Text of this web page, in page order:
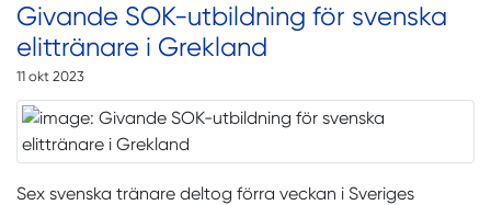
Givande SOK-utbildning för svenska
elittränare i Grekland
11 okt 2023
Sex svenska tränare deltog förra veckan i Sveriges